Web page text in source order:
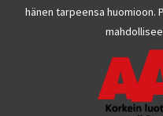
hänen tarpeensa huomioon.